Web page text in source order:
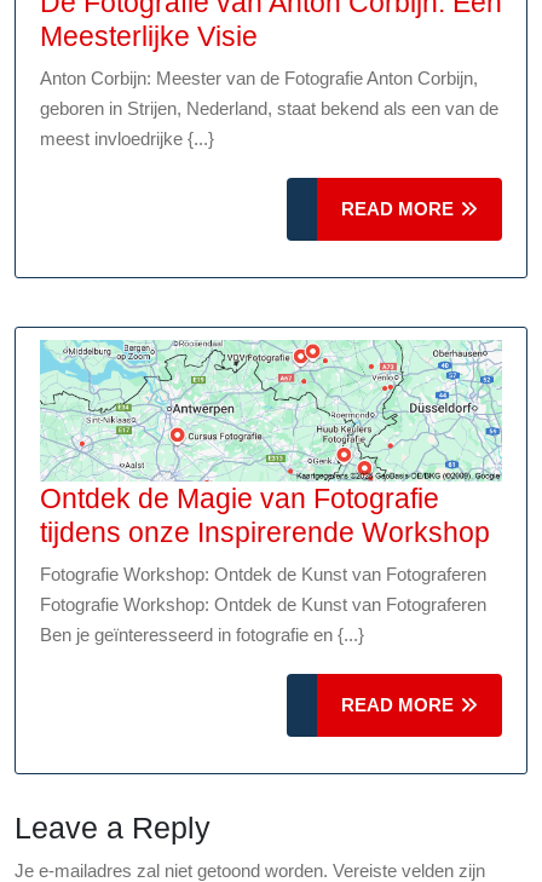
Meesterlijke Visie
Fotografie
van
Corbijn:
Meesterlijke
Visie
Anton Corbijn: Meester van de Fotografie Anton Corbijn,
geboren in Strijen, Nederland, staat bekend als een van de
meest invloedrijke {...}
READ MORE
MORE
Ontdek de Magie van Fotografie
tijdens onze Inspirerende Workshop
Fotografie Workshop: Ontdek de Kunst van Fotograferen
Fotografie Workshop: Ontdek de Kunst van Fotograferen
Ben je geïnteresseerd in fotografie en {...}
READ MORE
MORE
Leave a Reply
Je e-mailadres zal niet getoond worden. Vereiste velden zijn